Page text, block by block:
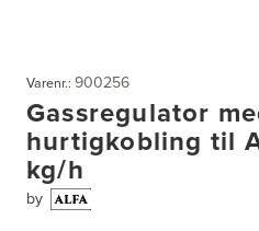
Varenr.: 900256
Gassregulator
hurtigkobling til
kg/h
by